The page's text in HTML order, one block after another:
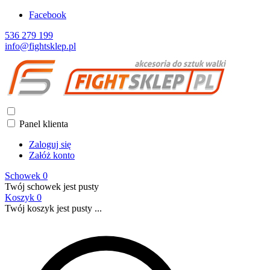
Facebook
536 279 199
info@fightsklep.pl
Panel klienta
Zaloguj się
Załóż konto
Schowek 0
Twój schowek jest pusty
Koszyk 0
Twój koszyk jest pusty ...